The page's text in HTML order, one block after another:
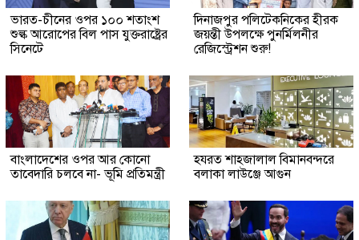
ভারত-চীনের ওপর ১০০ শতাংশ
শুল্ক আরোপের বিল পাস যুক্তরাষ্ট্রের
সিনেটে
দিনাজপুর পলিটেকনিকের হীরক
জয়ন্তী উপলক্ষে পুনর্মিলনীর
রেজিস্ট্রেশন শুরু!
বাংলাদেশের ওপর আর কোনো
তাবেদারি চলবে না- ভূমি প্রতিমন্ত্রী
হযরত শাহজালাল বিমানবন্দরে
বলাকা লাউঞ্জে আগুন